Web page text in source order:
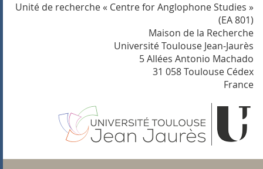
Unité de recherche « Centre for Anglophone Studies »
(EA 801)
Maison de la Recherche
Université Toulouse Jean-Jaurès
5 Allées Antonio Machado
31 058 Toulouse Cédex
France